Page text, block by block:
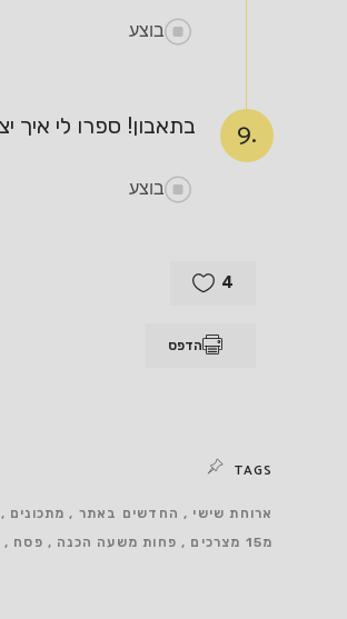
בוצע
9. בתאבון! ספרו לי איך
בוצע
4
הדפס
TAGS
ארוחת שישי החדשים באתר מתכונים
מ15 מצרכים
פחות משעה הכנה פסח